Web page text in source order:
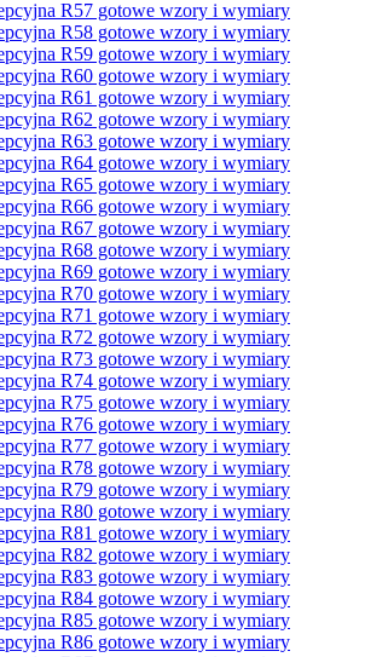
R57 gotowe wzory i wymiary
R58 gotowe wzory i wymiary
R59 gotowe wzory i wymiary
R60 gotowe wzory i wymiary
R61 gotowe wzory i wymiary
R62 gotowe wzory i wymiary
R63 gotowe wzory i wymiary
R64 gotowe wzory i wymiary
R65 gotowe wzory i wymiary
R66 gotowe wzory i wymiary
R67 gotowe wzory i wymiary
R68 gotowe wzory i wymiary
R69 gotowe wzory i wymiary
R70 gotowe wzory i wymiary
R71 gotowe wzory i wymiary
R72 gotowe wzory i wymiary
R73 gotowe wzory i wymiary
R74 gotowe wzory i wymiary
R75 gotowe wzory i wymiary
R76 gotowe wzory i wymiary
R77 gotowe wzory i wymiary
R78 gotowe wzory i wymiary
R79 gotowe wzory i wymiary
R80 gotowe wzory i wymiary
R81 gotowe wzory i wymiary
R82 gotowe wzory i wymiary
R83 gotowe wzory i wymiary
R84 gotowe wzory i wymiary
R85 gotowe wzory i wymiary
R86 gotowe wzory i wymiary